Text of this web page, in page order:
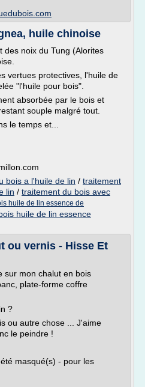
huile chinoise
des noix du Tung (Alorites
vertues protectives, l'huile de
"l'huile pour bois".
absorbée par le bois et
souple malgré tout.
le temps et...
bois a l'huile de lin / traitement
lin / traitement du bois avec
huile de lin essence de
huile de lin essence
ou vernis - Hisse Et
sur mon chalut en bois
plate-forme coffre
?
ou autre chose ... J'aime
le peindre !
masqué(s) - pour les